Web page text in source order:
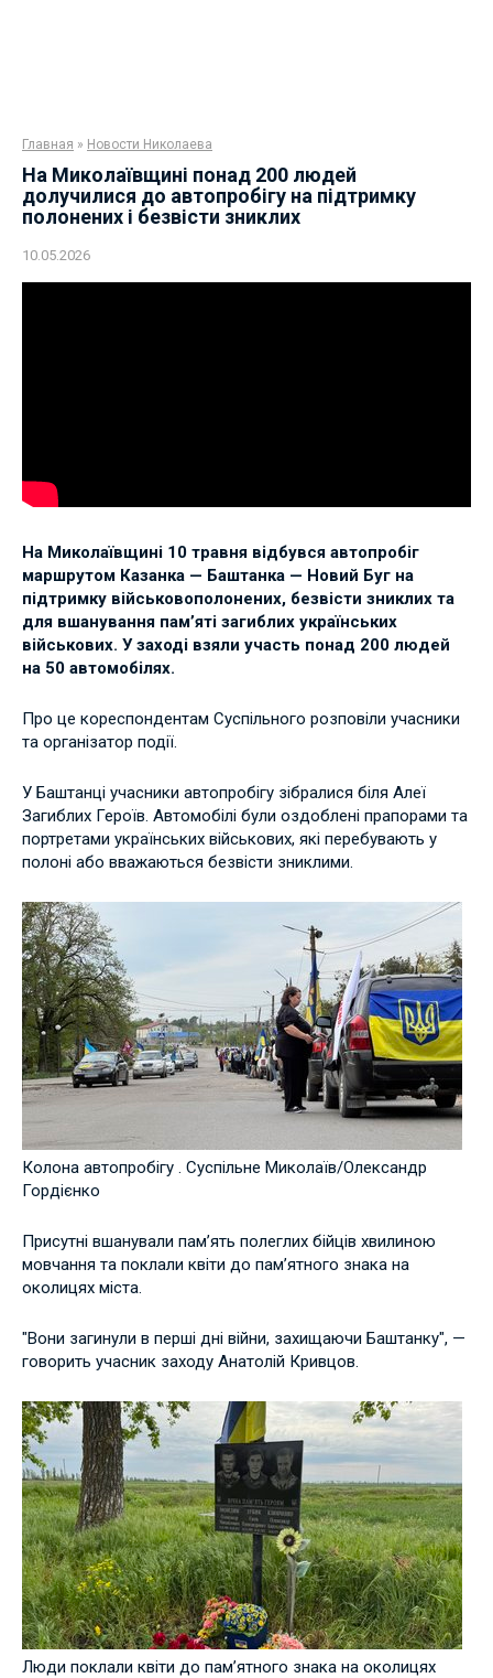
Главная » Новости Николаева
На Миколаївщині понад 200 людей
долучилися до автопробігу на підтримку
полонених і безвісти зниклих
10.05.2026
На Миколаївщині 10 травня відбувся автопробіг
маршрутом Казанка — Баштанка — Новий Буг на
підтримку військовополонених, безвісти зниклих та
для вшанування пам’яті загиблих українських
військових. У заході взяли участь понад 200 людей
на 50 автомобілях.
Про це кореспондентам Суспільного розповіли учасники
та організатор події.
У Баштанці учасники автопробігу зібралися біля Алеї
Загиблих Героїв. Автомобілі були оздоблені прапорами та
портретами українських військових, які перебувають у
полоні або вважаються безвісти зниклими.
Колона автопробігу . Суспільне Миколаїв/Олександр
Гордієнко
Присутні вшанували пам’ять полеглих бійців хвилиною
мовчання та поклали квіти до пам’ятного знака на
околицях міста.
"Вони загинули в перші дні війни, захищаючи Баштанку", —
говорить учасник заходу Анатолій Кривцов.
Люди поклали квіти до пам’ятного знака на околицях